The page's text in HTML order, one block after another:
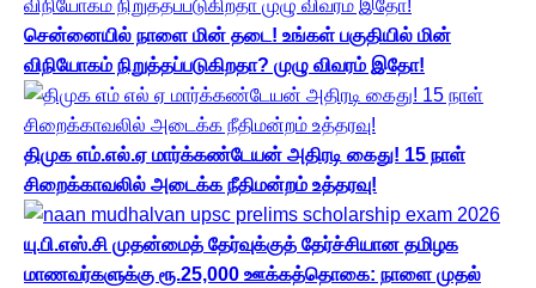
சென்னையில் நாளை மின் தடை! உங்கள் பகுதியில் மின்
விநியோகம் நிறுத்தப்படுகிறதா? முழு விவரம் இதோ!
திமுக எம்.எல்.ஏ மார்க்கண்டேயன் அதிரடி கைது! 15 நாள்
சிறைக்காவலில் அடைக்க நீதிமன்றம் உத்தரவு!
யு.பி.எஸ்.சி முதன்மைத் தேர்வுக்குத் தேர்ச்சியான தமிழக
மாணவர்களுக்கு ரூ.25,000 ஊக்கத்தொகை: நாளை முதல்